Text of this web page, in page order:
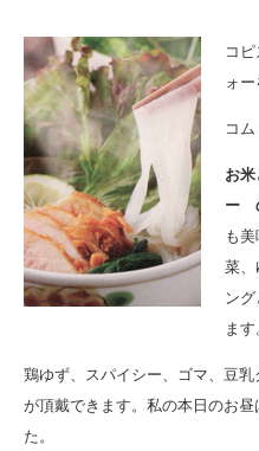
コ
ォ
コ
お
ー
も美
菜、
ン
ます
鶏ゆず、スパイシー、ゴマ、豆
が頂戴できます。私の本日のお
た。
ブログ一覧ページ
料金一覧 new